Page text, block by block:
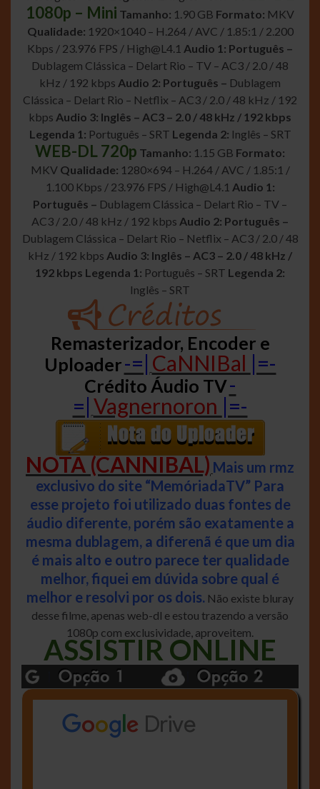
1080p – Mini Tamanho: 1.90 GB Formato: MKV
Qualidade: 1920×1040 – H.264 / AVC / 1.85:1 / 2.200
Kbps / 23.976 FPS / High@L4.1 Audio 1: Português –
Dublagem Clássica – Delart Rio – TV – AC3 / 2.0 / 48
kHz / 192 kbps Audio 2: Português – Dublagem
Clássica – Delart Rio – Netflix – AC3 / 2.0 / 48 kHz / 192
kbps Audio 3: Inglês – AC3 – 2.0 / 48 kHz / 192 kbps
Legenda 1: Português – SRT Legenda 2: Inglês – SRT
WEB-DL 720p Tamanho: 1.15 GB Formato:
MKV Qualidade: 1280×694 – H.264 / AVC / 1.85:1 /
1.100 Kbps / 23.976 FPS / High@L4.1 Audio 1:
Português – Dublagem Clássica – Delart Rio – TV –
AC3 / 2.0 / 48 kHz / 192 kbps Audio 2: Português –
Dublagem Clássica – Delart Rio – Netflix – AC3 / 2.0 / 48
kHz / 192 kbps Audio 3: Inglês – AC3 – 2.0 / 48 kHz /
192 kbps Legenda 1: Português – SRT Legenda 2:
Inglês – SRT
Remasterizador, Encoder e
Uploader-=| CaNNIBal |=-
Crédito Áudio TV-
=|Vagnernoron |=-
NOTA (CANNIBAL)Mais um rmz
exclusivo do site “MemóriadaTV” Para
esse projeto foi utilizado duas fontes de
áudio diferente, porém são exatamente a
mesma dublagem, a diferenã é que um dia
é mais alto e outro parece ter qualidade
melhor, fiquei em dúvida sobre qual é
melhor e resolvi por os dois. Não existe bluray
desse filme, apenas web-dl e estou trazendo a versão
1080p com exclusividade, aproveitem.
ASSISTIR ONLINE